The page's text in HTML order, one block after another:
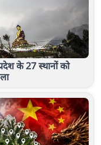
के 27 स्थानों को